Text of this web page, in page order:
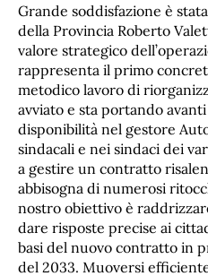
Grande soddisfazione è
della Provincia Roberto
valore strategico
rappresenta il primo
metodico lavoro di
avviato e sta portando
disponibilità nel gestore
sindacali e nei sindaci dei
a gestire un contratto
abbisogna di numerosi
nostro obiettivo è
dare risposte precise ai
basi del nuovo contratto in
del 2033. Muoversi